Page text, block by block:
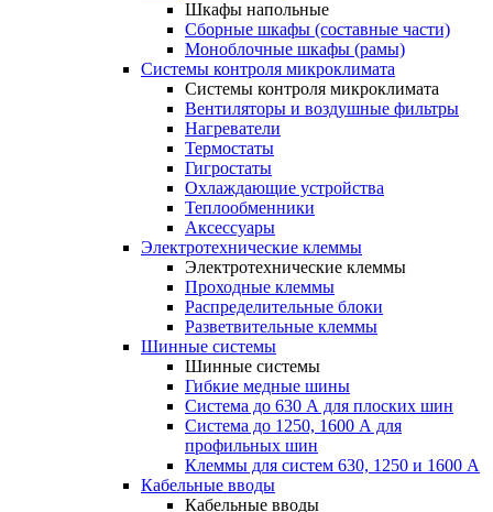
Шкафы напольные
Сборные шкафы (составные части)
Моноблочные шкафы (рамы)
Системы контроля микроклимата
Системы контроля микроклимата
Вентиляторы и воздушные фильтры
Нагреватели
Термостаты
Гигростаты
Охлаждающие устройства
Теплообменники
Аксессуары
Электротехнические клеммы
Электротехнические клеммы
Проходные клеммы
Распределительные блоки
Разветвительные клеммы
Шинные системы
Шинные системы
Гибкие медные шины
Система до 630 А для плоских шин
Система до 1250, 1600 А для
профильных шин
Клеммы для систем 630, 1250 и 1600 А
Кабельные вводы
Кабельные вводы